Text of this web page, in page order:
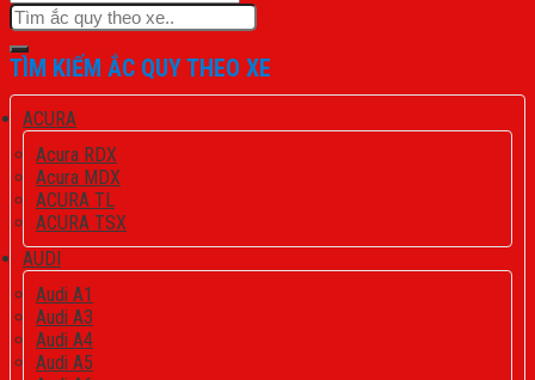
Tìm
kiếm:
TÌM KIẾM ẮC QUY THEO XE
ACURA
Acura RDX
Acura MDX
ACURA TL
ACURA TSX
AUDI
Audi A1
Audi A3
Audi A4
Audi A5